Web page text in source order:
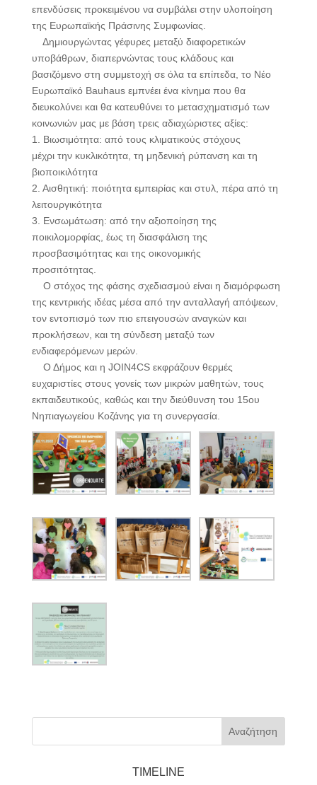
επενδύσεις προκειμένου να συμβάλει στην υλοποίηση
της Ευρωπαϊκής Πράσινης Συμφωνίας.
Δημιουργώντας γέφυρες μεταξύ διαφορετικών
υποβάθρων, διαπερνώντας τους κλάδους και
βασιζόμενο στη συμμετοχή σε όλα τα επίπεδα, το Νέο
Ευρωπαϊκό Bauhaus εμπνέει ένα κίνημα που θα
διευκολύνει και θα κατευθύνει το μετασχηματισμό των
κοινωνιών μας με βάση τρεις αδιαχώριστες αξίες:
1. Βιωσιμότητα: από τους κλιματικούς στόχους
μέχρι την κυκλικότητα, τη μηδενική ρύπανση και τη
βιοποικιλότητα
2. Aισθητική: ποιότητα εμπειρίας και στυλ, πέρα από τη
λειτουργικότητα
3. Eνσωμάτωση: από την αξιοποίηση της
ποικιλομορφίας, έως τη διασφάλιση της
προσβασιμότητας και της οικονομικής
προσιτότητας.
Ο στόχος της φάσης σχεδιασμού είναι η διαμόρφωση
της κεντρικής ιδέας μέσα από την ανταλλαγή απόψεων,
τον εντοπισμό των πιο επειγουσών αναγκών και
προκλήσεων, και τη σύνδεση μεταξύ των
ενδιαφερόμενων μερών.
Ο Δήμος και η JOIN4CS εκφράζουν θερμές
ευχαριστίες στους γονείς των μικρών μαθητών, τους
εκπαιδευτικούς, καθώς και την διεύθυνση του 15ου
Νηπιαγωγείου Κοζάνης για τη συνεργασία.
Αναζήτηση
TIMELINE